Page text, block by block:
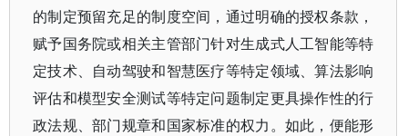
的制定预留充足的制度空间，通过明确的授权条款，
赋予国务院或相关主管部门针对生成式人工智能等特
定技术、自动驾驶和智慧医疗等特定领域、算法影响
评估和模型安全测试等特定问题制定更具操作性的行
政法规、部门规章和国家标准的权力。如此，便能形